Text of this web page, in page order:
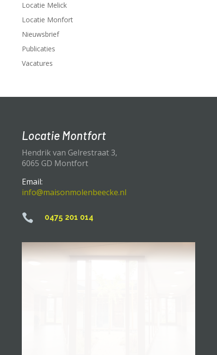
Locatie Melick
Locatie Monfort
Nieuwsbrief
Publicaties
Vacatures
Locatie Montfort
Hendrik van Gelrestraat 3,
6065 GD Montfort
Email:
info@maisonmolenbeecke.nl
 0475 201 014